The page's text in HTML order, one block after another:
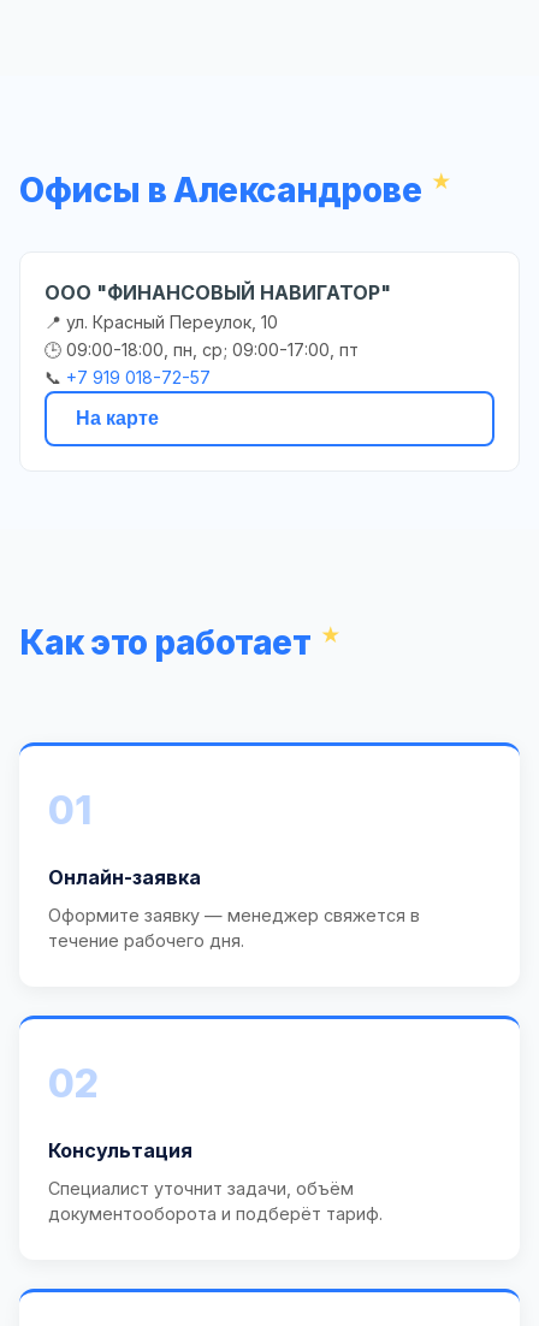
Офисы в Александрове
ООО "ФИНАНСОВЫЙ НАВИГАТОР"
📍 ул. Красный Переулок, 10
🕒 09:00-18:00, пн, ср; 09:00-17:00, пт
📞 +7 919 018-72-57
На карте
Как это работает
01
Онлайн-заявка
Оформите заявку — менеджер свяжется в
течение рабочего дня.
02
Консультация
Специалист уточнит задачи, объём
документооборота и подберёт тариф.